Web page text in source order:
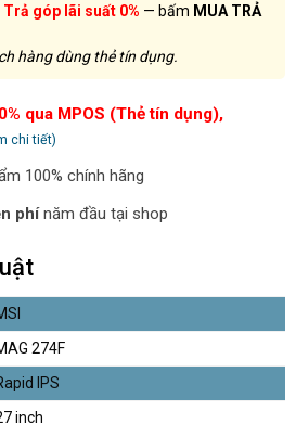
Trả góp lãi suất 0% — bấm MUA TRẢ
hàng dùng thẻ tín dụng.
qua MPOS (Thẻ tín dụng),
chi tiết)
100% chính hãng
phínăm đầu tại shop
274F
IPS
inch